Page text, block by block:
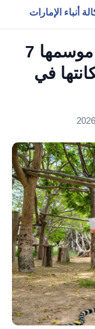
أنباء الإمارات
دبي سفاري بارك تختتم موسمها 7
في